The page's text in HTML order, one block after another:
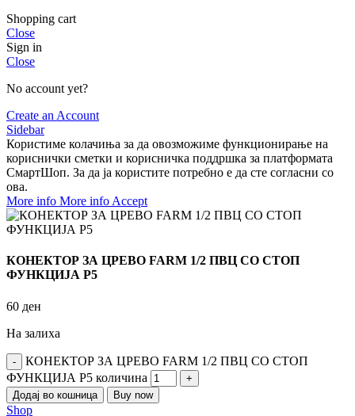
Shopping cart
Close
Sign in
Close
No account yet?
Create an Account
Sidebar
Користиме колачиња за да овозможиме функционирање на
кориснички сметки и корисничка поддршка за платформата
СмартШоп. За да ја користите потребно е да сте согласни со
ова.
More info More info Accept
КОНЕКТОР ЗА ЦРЕВО FARM 1/2 ПВЦ СО СТОП
ФУНКЦИЈА P5
60 ден
На залиха
КОНЕКТОР ЗА ЦРЕВО FARM 1/2 ПВЦ СО СТОП
ФУНКЦИЈА P5 количина
Додај во кошница Buy now
Shop